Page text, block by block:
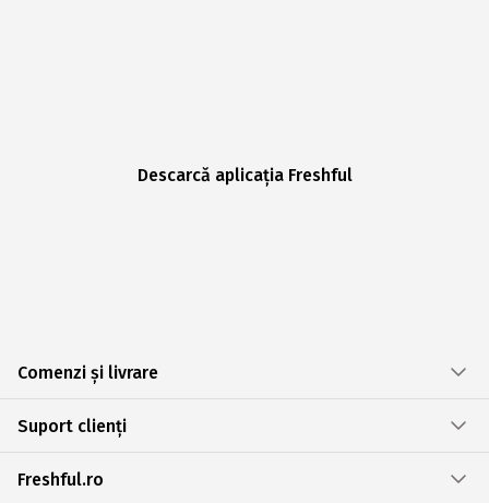
Descarcă aplicația Freshful
Comenzi și livrare
Suport clienți
Freshful.ro